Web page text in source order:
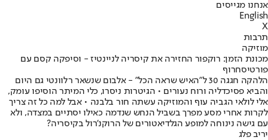
אנחנו מגייסים
English
X
תרבות
מוזיקה
מכונת הזמן: רוקפור החזירה את קיסריה לניינטיז - וסיפקה קסם עם
פורטיסחרוף
הלהקה חגגה 30 ל"האיש שראה הכל" - אלבום שנשאר רלוונטי גם היום
והביא פסיכדליה ורוח נעורים • הגיטרות ניסרו, כלי המיתר הוסיפו עומק,
אלי לולאי הגביה עוף והמוזיקה עשתה חור בלבנה • אבל למה כל זה צריך
לקרות אחרי מסע מפרך בשביל הנחש שנדמה כאילו יסתיים במצדה, ולא
עם גישה נינוחה למופע הגלדיאטורים של הרוקנ'רול בקיסריה?
יריב פלג